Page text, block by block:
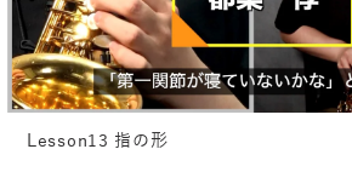
Lesson13 指の形